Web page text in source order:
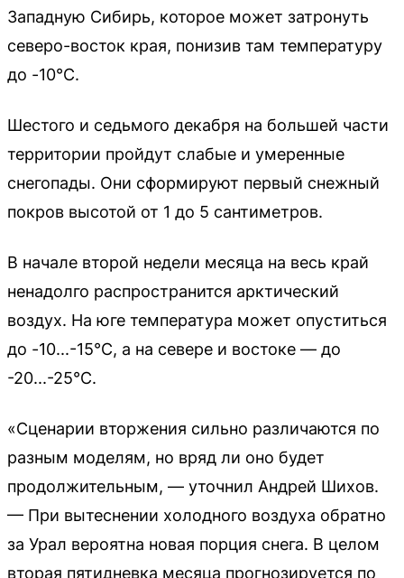
Западную Сибирь, которое может затронуть
северо-восток края, понизив там температуру
до -10°C.
Шестого и седьмого декабря на большей части
территории пройдут слабые и умеренные
снегопады. Они сформируют первый снежный
покров высотой от 1 до 5 сантиметров.
В начале второй недели месяца на весь край
ненадолго распространится арктический
воздух. На юге температура может опуститься
до -10...-15°C, а на севере и востоке — до
-20...-25°C.
«Сценарии вторжения сильно различаются по
разным моделям, но вряд ли оно будет
продолжительным, — уточнил Андрей Шихов.
— При вытеснении холодного воздуха обратно
за Урал вероятна новая порция снега. В целом
вторая пятидневка месяца прогнозируется по